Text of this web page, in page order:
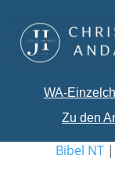
WA-
Zu den
Bibel NT |